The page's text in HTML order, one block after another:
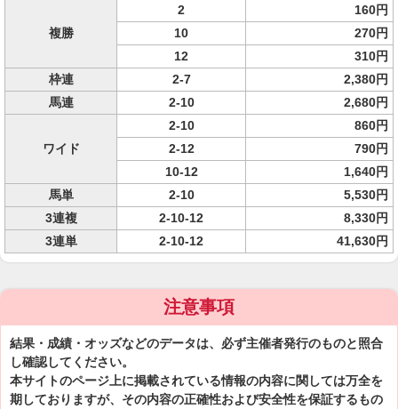
複勝
2
160円
10
270円
12
310円
枠連
2-7
2,380円
馬連
2-10 2,680円
ワイド
2-10
860円
2-12
790円
10-12
1,640円
馬単
2-10
5,530円
3連複
2-10-12
8,330円
3連単
2-10-12 41,630円
注意事項
結果・成績・オッズなどのデータは、必ず主催者発行のものと照合
し確認してください。
本サイトのページ上に掲載されている情報の内容に関しては万全を
期しておりますが、その内容の正確性および安全性を保証するもの